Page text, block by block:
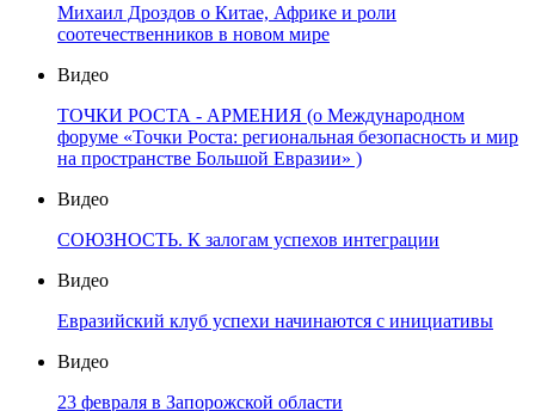
Михаил Дроздов о Китае, Африке и роли
соотечественников в новом мире
Видео
ТОЧКИ РОСТА - АРМЕНИЯ (о Международном
форуме «Точки Роста: региональная безопасность и мир
на пространстве Большой Евразии» )
Видео
СОЮЗНОСТЬ. К залогам успехов интеграции
Видео
Евразийский клуб успехи начинаются с инициативы
Видео
23 февраля в Запорожской области